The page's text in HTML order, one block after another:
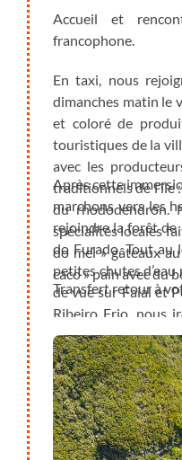
Accueil et
francophone.
En taxi, nous
dimanches matin le
et coloré de
touristiques de la
avec les
traditionnels de l’île
du rhododendron.
spécialités locales
do mel » gâteaux
caco » pain avec du
Après cette
marchons vers les
rejoindre la forêt de
do Furado. Tout au
petites chutes
de vue sur Faial et
Ribeiro Frio, nous
«Balcoes» pour
l’île, Pico Ariero et
Transfert retour à